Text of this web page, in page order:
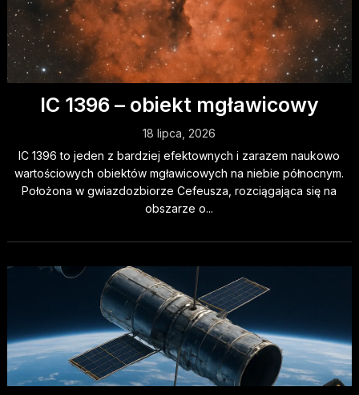
IC 1396 – obiekt mgławicowy
18 lipca, 2026
IC 1396 to jeden z bardziej efektownych i zarazem naukowo
wartościowych obiektów mgławicowych na niebie północnym.
Położona w gwiazdozbiorze Cefeusza, rozciągająca się na
obszarze o...